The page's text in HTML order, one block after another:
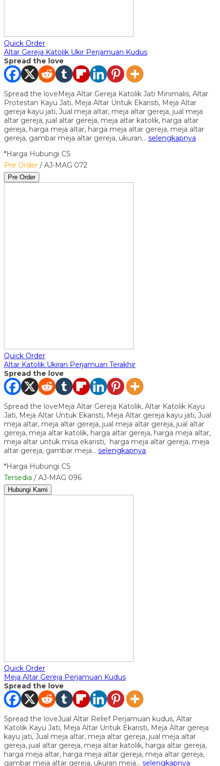
Quick Order
Altar Gereja Katolik Ukir Perjamuan Kudus
Spread the love
Spread the loveMeja Altar Gereja Katolik Jati Minimalis, Altar
Protestan Kayu Jati, Meja Altar Untuk Ekaristi, Meja Altar
gereja kayu jati, Jual meja altar, meja altar gereja, jual meja
altar gereja, jual altar gereja, meja altar katolik, harga altar
gereja, harga meja altar, harga meja altar gereja, meja altar
gereja, gambar meja altar gereja, ukuran… selengkapnya
*Harga Hubungi CS
Pre Order / AJ-MAG 072
Pre Order
Quick Order
Altar Katolik Ukiran Perjamuan Terakhir
Spread the love
Spread the loveMeja Altar Gereja Katolik, Altar Katolik Kayu
Jati, Meja Altar Untuk Ekaristi, Meja Altar gereja kayu jati, Jual
meja altar, meja altar gereja, jual meja altar gereja, jual altar
gereja, meja altar katolik, harga altar gereja, harga meja altar,
meja altar untuk misa ekaristi, harga meja altar gereja, meja
altar gereja, gambar meja… selengkapnya
*Harga Hubungi CS
Tersedia / AJ-MAG 096
Hubungi Kami
Quick Order
Meja Altar Gereja Perjamuan Kudus
Spread the love
Spread the loveJual Altar Relief Perjamuan kudus, Altar
Katolik Kayu Jati, Meja Altar Untuk Ekaristi, Meja Altar gereja
kayu jati, Jual meja altar, meja altar gereja, jual meja altar
gereja, jual altar gereja, meja altar katolik, harga altar gereja,
harga meja altar, harga meja altar gereja, meja altar gereja,
gambar meja altar gereja, ukuran meja… selengkapnya